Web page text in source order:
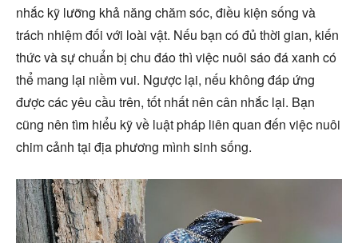
nhắc kỹ lưỡng khả năng chăm sóc, điều kiện sống và
trách nhiệm đối với loài vật. Nếu bạn có đủ thời gian, kiến
thức và sự chuẩn bị chu đáo thì việc nuôi sáo đá xanh có
thể mang lại niềm vui. Ngược lại, nếu không đáp ứng
được các yêu cầu trên, tốt nhất nên cân nhắc lại. Bạn
cũng nên tìm hiểu kỹ về luật pháp liên quan đến việc nuôi
chim cảnh tại địa phương mình sinh sống.